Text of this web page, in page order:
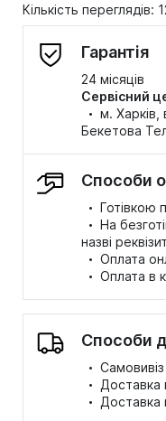
Кількість переглядів:
Гарантія
24 місяців
Сервісний
· м. Харків,
Бекетова
Способи
· Готівкою
· На
назві
· Оплата
· Оплата в
Способи
·
· Доставка
· Доставка